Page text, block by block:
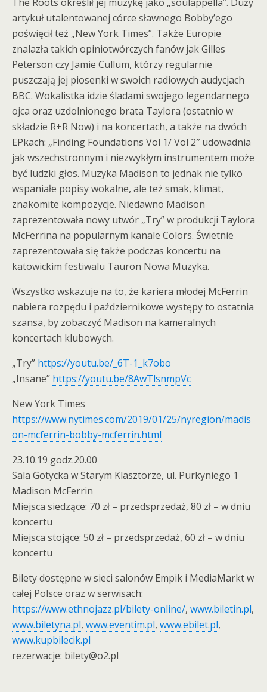
artykuł utalentowanej córce sławnego Bobby’ego
poświęcił też „New York Times”. Także Europie
znalazła takich opiniotwórczych fanów jak Gilles
Peterson czy Jamie Cullum, którzy regularnie
puszczają jej piosenki w swoich radiowych audycjach
BBC. Wokalistka idzie śladami swojego legendarnego
ojca oraz uzdolnionego brata Taylora (ostatnio w
składzie R+R Now) i na koncertach, a także na dwóch
EPkach: „Finding Foundations Vol 1/ Vol 2″ udowadnia
jak wszechstronnym i niezwykłym instrumentem może
być ludzki głos. Muzyka Madison to jednak nie tylko
wspaniałe popisy wokalne, ale też smak, klimat,
znakomite kompozycje. Niedawno Madison
zaprezentowała nowy utwór „Try” w produkcji Taylora
McFerrina na popularnym kanale Colors. Świetnie
zaprezentowała się także podczas koncertu na
katowickim festiwalu Tauron Nowa Muzyka.
Wszystko wskazuje na to, że kariera młodej McFerrin
nabiera rozpędu i październikowe występy to ostatnia
szansa, by zobaczyć Madison na kameralnych
koncertach klubowych.
„Try” https://youtu.be/_6T-1_k7obo
„Insane” https://youtu.be/8AwTlsnmpVc
New York Times
https://www.nytimes.com/2019/01/25/nyregion/madis
on-mcferrin-bobby-mcferrin.html
23.10.19 godz.20.00
Sala Gotycka w Starym Klasztorze, ul. Purkyniego 1
Madison McFerrin
Miejsca siedzące: 70 zł – przedsprzedaż, 80 zł – w dniu
koncertu
Miejsca stojące: 50 zł – przedsprzedaż, 60 zł – w dniu
koncertu
Bilety dostępne w sieci salonów Empik i MediaMarkt w
całej Polsce oraz w serwisach:
https://www.ethnojazz.pl/bilety-online/, www.biletin.pl,
www.biletyna.pl, www.eventim.pl, www.ebilet.pl,
www.kupbilecik.pl
rezerwacje: bilety@o2.pl